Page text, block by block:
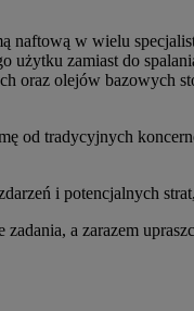
naftową w wielu
użytku zamiast do
oraz olejów bazowych
od tradycyjnych
i potencjalnych
a zarazem